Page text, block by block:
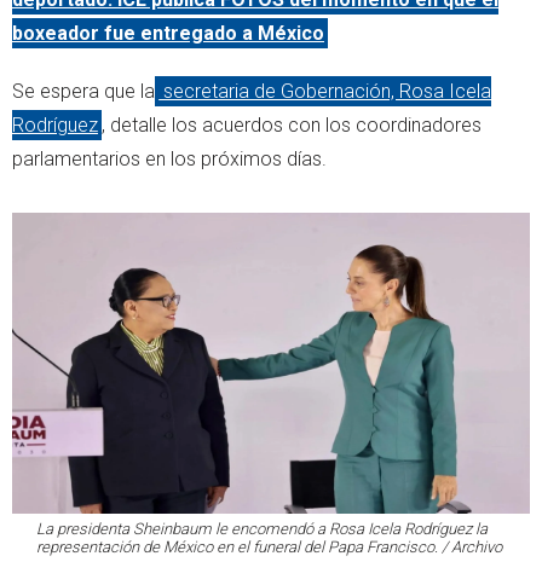
boxeador fue entregado a México
Se espera que la secretaria de Gobernación, Rosa Icela
Rodríguez , detalle los acuerdos con los coordinadores
parlamentarios en los próximos días.
La presidenta Sheinbaum le encomendó a Rosa Icela Rodríguez la
representación de México en el funeral del Papa Francisco. / Archivo